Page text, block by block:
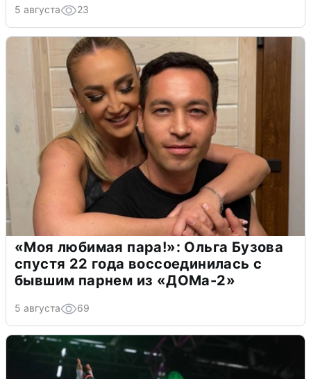
5 августа 23
«Моя любимая пара!»: Ольга Бузова
спустя 22 года воссоединилась с
бывшим парнем из «ДОМа-2»
5 августа 69